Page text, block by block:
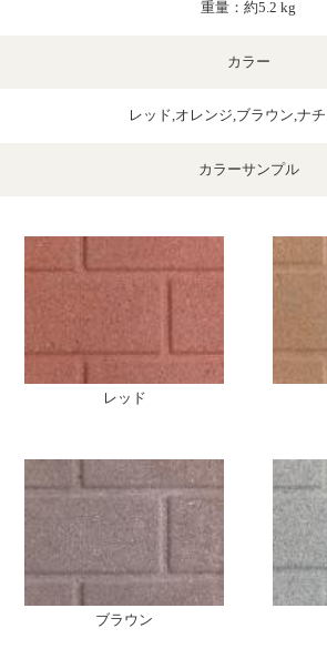
重量：約5.2 kg
カラー
レッド,オレンジ,ブラウン,ナ
カラーサンプル
レッド
ブラウン